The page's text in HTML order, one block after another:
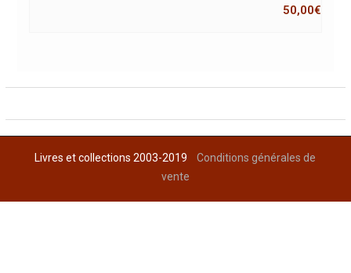
50,00€
Livres et collections 2003-2019Conditions générales de
vente